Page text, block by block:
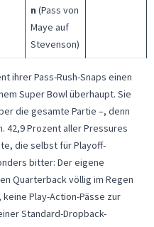
n (Pass von
Maye auf
Stevenson)
ihrer Pass-Rush-Snaps einen
Super Bowl überhaupt. Sie
die gesamte Partie –, denn
42,9 Prozent aller Pressures
die selbst für Playoff-
bitter: Der eigene
Quarterback völlig im Regen
Play-Action-Pässe zur
Standard-Dropback-